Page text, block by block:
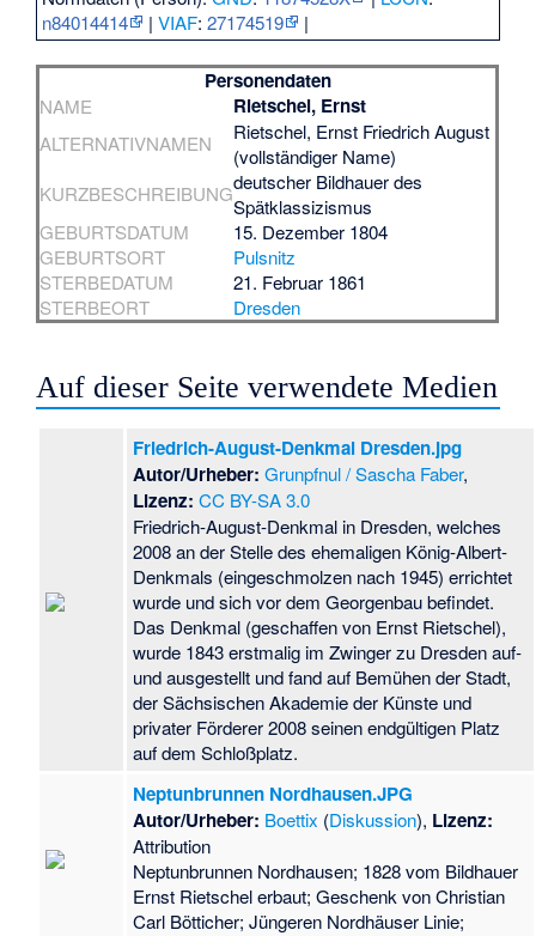
n84014414
|VIAF:27174519 |
Personendaten
NAME Rietschel, Ernst
ALTERNATIVNAMEN
Rietschel, Ernst Friedrich August
(vollständiger Name)
KURZBESCHREIBUNGdeutscher Bildhauer des
Spätklassizismus
GEBURTSDATUM
15. Dezember 1804
GEBURTSORT
Pulsnitz
STERBEDATUM
21. Februar 1861
STERBEORT
Dresden
Auf dieser Seite verwendete Medien
Friedrich-August-Denkmal Dresden.jpg
Autor/Urheber: Grunpfnul / Sascha Faber,
Lizenz: CC BY-SA 3.0
Friedrich-August-Denkmal in Dresden, welches
2008 an der Stelle des ehemaligen König-Albert-
Denkmals (eingeschmolzen nach 1945) errichtet
wurde und sich vor dem Georgenbau befindet.
Das Denkmal (geschaffen von Ernst Rietschel),
wurde 1843 erstmalig im Zwinger zu Dresden auf-
und ausgestellt und fand auf Bemühen der Stadt,
der Sächsischen Akademie der Künste und
privater Förderer 2008 seinen endgültigen Platz
auf dem Schloßplatz.
Neptunbrunnen Nordhausen.JPG
Autor/Urheber: Boettix (Diskussion), Lizenz:
Attribution
Neptunbrunnen Nordhausen; 1828 vom Bildhauer
Ernst Rietschel erbaut; Geschenk von Christian
Carl Bötticher; Jüngeren Nordhäuser Linie;